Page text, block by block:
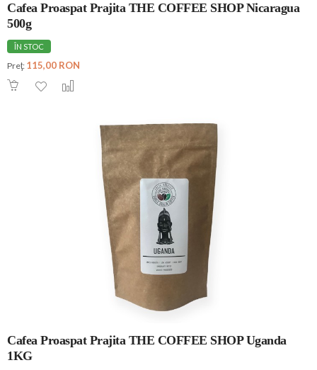
Cafea Proaspat Prajita THE COFFEE SHOP Nicaragua
500g
ÎN STOC
Preţ: 115,00 RON
Cafea Proaspat Prajita THE COFFEE SHOP Uganda
1KG